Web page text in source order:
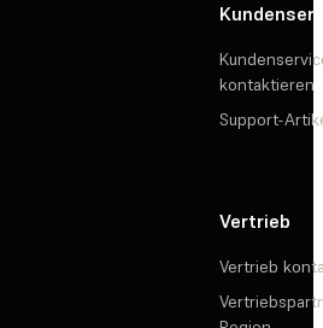
kontaktieren
Support-
Vertrieb
Vertrieb